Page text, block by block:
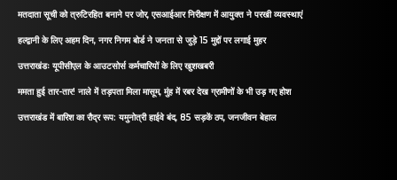
मतदाता सूची को त्रुटिरहित बनाने पर जोर, एसआईआर निरीक्षण में आयुक्त ने परखी व्यवस्थाएं
हल्द्वानी के लिए अहम दिन, नगर निगम बोर्ड ने जनता से जुड़े 15 मुद्दों पर लगाई मुहर
उत्तराखंडः यूपीसीएल के आउटसोर्स कर्मचारियों के लिए खुशखबरी
ममता हुई तार-तार! नाले में तड़पता मिला मासूम, मुंह में रबर देख ग्रामीणों के भी उड़ गए होश
उत्तराखंड में बारिश का रौद्र रूप: यमुनोत्री हाईवे बंद, 85 सड़कें ठप, जनजीवन बेहाल